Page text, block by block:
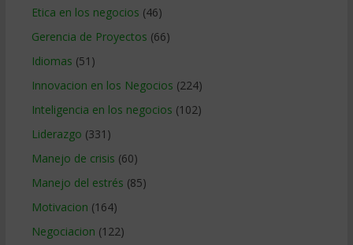
Etica en los negocios (46)
Gerencia de Proyectos (66)
Idiomas (51)
Innovacion en los Negocios (224)
Inteligencia en los negocios (102)
Liderazgo (331)
Manejo de crisis (60)
Manejo del estrés (85)
Motivacion (164)
Negociacion (122)